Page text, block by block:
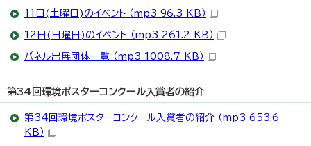
11日(土曜日)のイベント （mp3 96.3 KB）
12日(日曜日)のイベント （mp3 261.2 KB）
パネル出展団体一覧 （mp3 1008.7 KB）
第34回環境ポスターコンクール入賞者の紹介
第34回環境ポスターコンクール入賞者の紹介 （mp3 653.6
KB）